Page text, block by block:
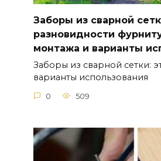
Заборы из сварной
разновидности
монтажа и варианты
Заборы из сварной сетки:
варианты использования
0 509